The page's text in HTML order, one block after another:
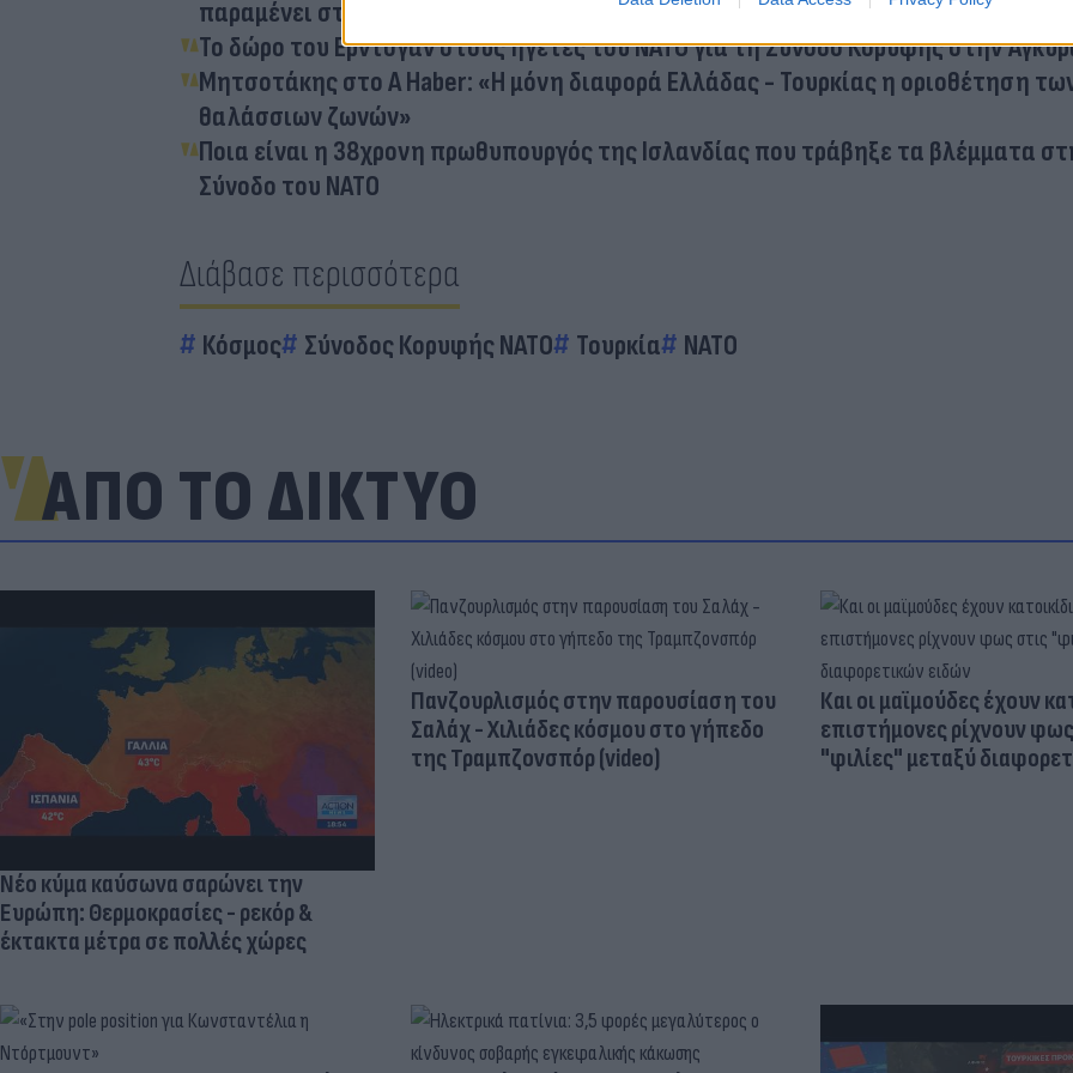
παραμένει στο Κογκρέσο
Το δώρο του Ερντογάν στους ηγέτες του ΝΑΤΟ για τη Σύνοδο Κορυφής στην
Μητσοτάκης στο A Haber: «Η μόνη διαφορά Ελλάδας - Τουρκίας η οριοθέτηση
θαλάσσιων ζωνών»
Ποια είναι η 38χρονη πρωθυπουργός της Ισλανδίας που τράβηξε τα βλέμματα
Σύνοδο του ΝΑΤΟ
Διάβασε περισσότερα
Κόσμος Σύνοδος Κορυφής ΝΑΤΟ Τουρκία ΝΑΤΟ
ΑΠΟ ΤΟ ΔΙΚΤΥΟ
Νέο κύμα καύσωνα σαρώνει την
Ευρώπη: Θερμοκρασίες - ρεκόρ &
έκτακτα μέτρα σε πολλές χώρες
Πανζουρλισμός στην παρουσίαση του
Σαλάχ - Χιλιάδες κόσμου στο γήπεδο
της Τραμπζονσπόρ (video)
Και οι μαϊμούδες έχουν
επιστήμονες ρίχνουν
"φιλίες" μεταξύ